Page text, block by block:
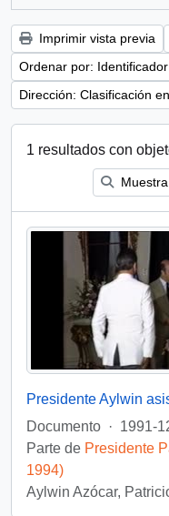
Imprimir vista previa
Ordenar por: Identificador
Dirección: Clasificación
1 resultados con
Documento · 1991-
Parte de Presidente
1994)
Aylwin Azócar,